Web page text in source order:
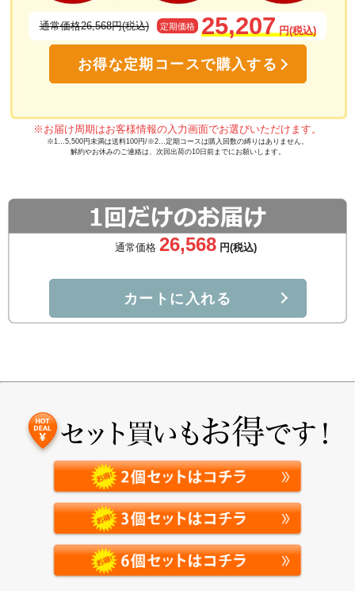
通常価格 26,568 円(税込)
カートに入れる
通常価格26,568円(税込) 定期価格 25,207 円(税込)
お得な定期コースで購入する
※お届け周期はお客様情報の入力画面でお選びいただけます。
※1…5,500円未満は送料100円/※2…定期コースは購入回数の縛りはありません。
解約やお休みのご連絡は、次回出荷の10日前までにお願いします。